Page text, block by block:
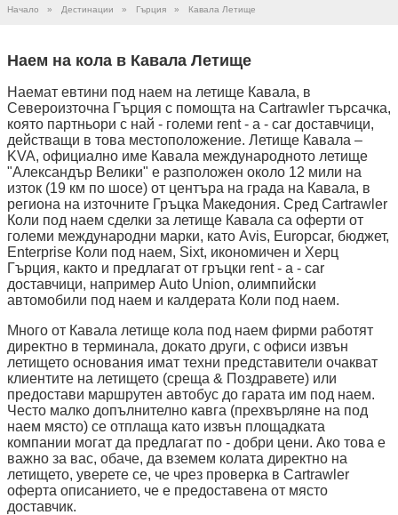
Начало » Дестинации » Гърция » Кавала Летище
Наем на кола в Кавала Летище
Наемат евтини под наем на летище Кавала, в
Североизточна Гърция с помощта на Cartrawler търсачка,
която партньори с най - големи rent - a - car доставчици,
действащи в това местоположение. Летище Кавала –
KVA, официално име Кавала международното летище
"Александър Велики" е разположен около 12 мили на
изток (19 км по шосе) от центъра на града на Кавала, в
региона на източните Гръцка Македония. Сред Cartrawler
Коли под наем сделки за летище Кавала са оферти от
големи международни марки, като Avis, Europcar, бюджет,
Enterprise Коли под наем, Sixt, икономичен и Херц
Гърция, както и предлагат от гръцки rent - a - car
доставчици, например Auto Union, олимпийски
автомобили под наем и калдерата Коли под наем.
Много от Кавала летище кола под наем фирми работят
директно в терминала, докато други, с офиси извън
летището основания имат техни представители очакват
клиентите на летището (среща & Поздравете) или
предостави маршрутен автобус до гарата им под наем.
Често малко допълнително кавга (прехвърляне на под
наем място) се отплаща като извън площадката
компании могат да предлагат по - добри цени. Ако това е
важно за вас, обаче, да вземем колата директно на
летището, уверете се, че чрез проверка в Cartrawler
оферта описанието, че е предоставена от място
доставчик.